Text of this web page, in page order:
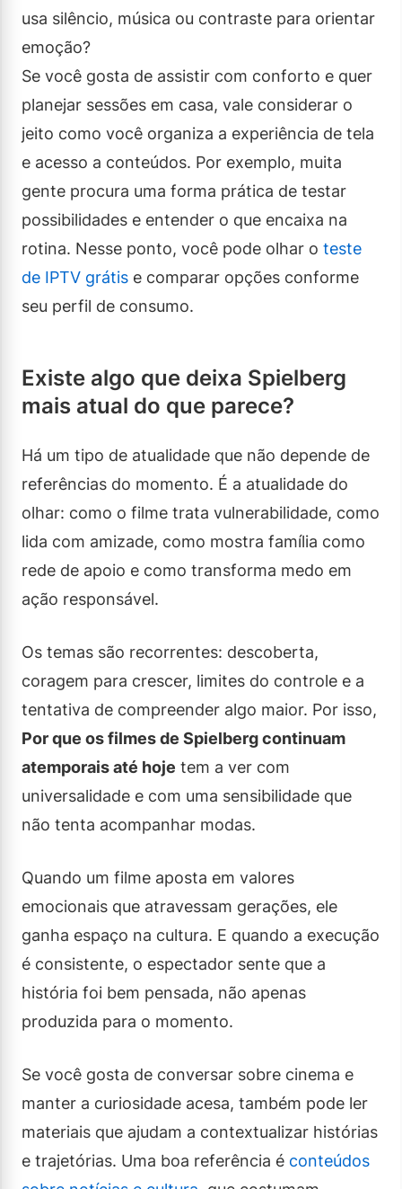
usa silêncio, música ou contraste para orientar
emoção?
Se você gosta de assistir com conforto e quer
planejar sessões em casa, vale considerar o
jeito como você organiza a experiência de tela
e acesso a conteúdos. Por exemplo, muita
gente procura uma forma prática de testar
possibilidades e entender o que encaixa na
rotina. Nesse ponto, você pode olhar o teste
de IPTV grátis e comparar opções conforme
seu perfil de consumo.
Existe algo que deixa Spielberg
mais atual do que parece?
Há um tipo de atualidade que não depende de
referências do momento. É a atualidade do
olhar: como o filme trata vulnerabilidade, como
lida com amizade, como mostra família como
rede de apoio e como transforma medo em
ação responsável.
Os temas são recorrentes: descoberta,
coragem para crescer, limites do controle e a
tentativa de compreender algo maior. Por isso,
Por que os filmes de Spielberg continuam
atemporais até hoje tem a ver com
universalidade e com uma sensibilidade que
não tenta acompanhar modas.
Quando um filme aposta em valores
emocionais que atravessam gerações, ele
ganha espaço na cultura. E quando a execução
é consistente, o espectador sente que a
história foi bem pensada, não apenas
produzida para o momento.
Se você gosta de conversar sobre cinema e
manter a curiosidade acesa, também pode ler
materiais que ajudam a contextualizar histórias
e trajetórias. Uma boa referência é conteúdos